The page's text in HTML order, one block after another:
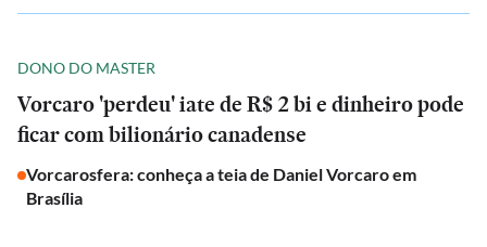
DONO DO MASTER
Vorcaro 'perdeu' iate de R$ 2 bi e dinheiro pode
ficar com bilionário canadense
Vorcarosfera: conheça a teia de Daniel Vorcaro em
Brasília